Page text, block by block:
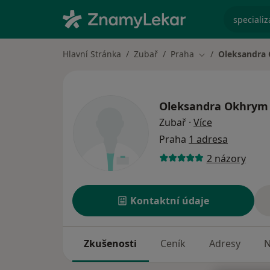
Hlavní Stránka Zubař Praha Změna města
Oleksandra
Oleksandra Okhrym
Zubař · Více
Praha 1 adresa
2 názory
Kontaktní údaje
Zkušenosti Ceník Adresy